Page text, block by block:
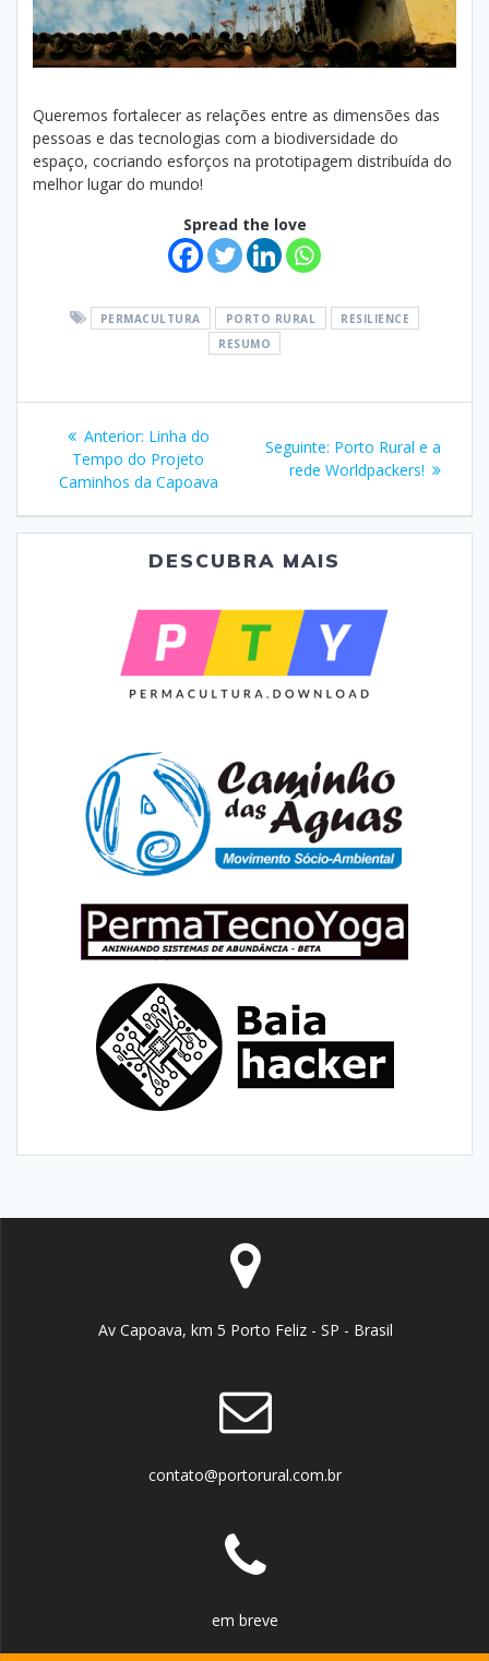
Queremos fortalecer as relações entre as dimensões das
pessoas e das tecnologias com a biodiversidade do
espaço, cocriando esforços na prototipagem distribuída do
melhor lugar do mundo!
Spread the love
PERMACULTURA PORTO RURAL
RESILIENCE
RESUMO
Navegação
de
Post
Anterior: Post
anterior:
Linha do
Tempo do Projeto
Caminhos da Capoava
Seguinte: Post
seguinte:
Porto Rural e a
rede Worldpackers!
DESCUBRA MAIS
Av Capoava, km 5 Porto Feliz - SP - Brasil
contato@portorural.com.br
em breve